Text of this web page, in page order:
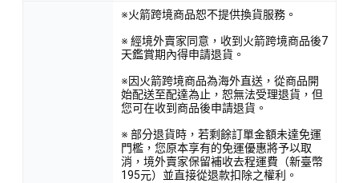
※火箭跨境商品恕不提供換貨服務。
※ 經境外賣家同意，收到火箭跨境商品後7
天鑑賞期內得申請退貨。
※因火箭跨境商品為海外直送，從商品開
始配送至配達為止，恕無法受理退貨，但
您可在收到商品後申請退貨。
※ 部分退貨時，若剩餘訂單金額未達免運
門檻，您原本享有的免運優惠將予以取
消，境外賣家保留補收去程運費（新臺幣
195元）並直接從退款扣除之權利。